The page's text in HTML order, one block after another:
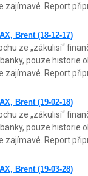
Report
Brent (18-12-17)
ze „zákulisí“
pouze historie
Report
Brent (19-02-18)
ze „zákulisí“
pouze historie
Report
Brent (19-03-28)